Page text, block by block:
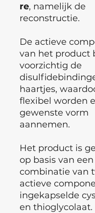
re, namelijk de
reconstructie.
De actieve
van het product
voorzichtig de
haartjes,
flexibel worden
gewenste vorm
aannemen.
Het product is
op basis van
combinatie van
actieve
ingekapselde
en thioglycolaat.